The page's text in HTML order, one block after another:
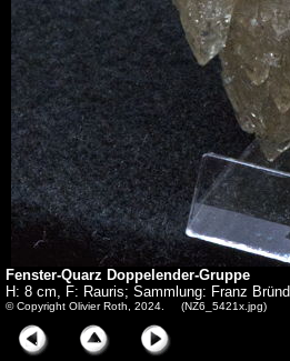
Fenster-Quarz Doppelender-Gruppe
H: 8 cm, F: Rauris; Sammlung: Franz Bründl
© Copyright Olivier Roth, 2024. (NZ6_5421x.jpg)